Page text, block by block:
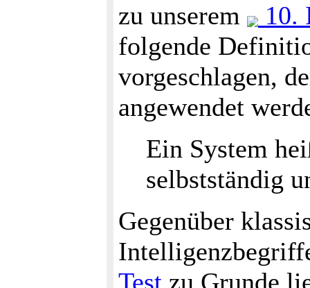
zu unserem
10.
folgende
vorgeschlagen,
angewendet
Ein System
selbstständig
Gegenüber
Test zu Grunde